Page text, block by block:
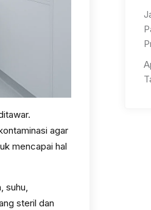
agar
mencapai hal
suhu,
steril dan